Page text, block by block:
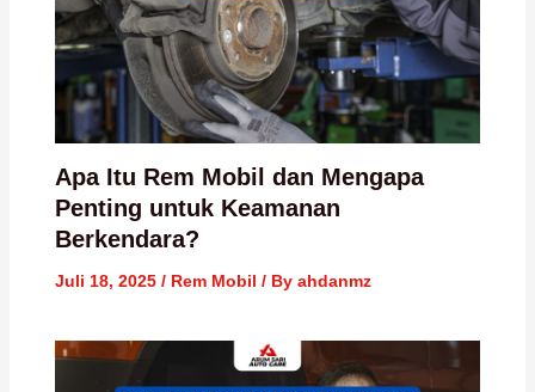
Apa Itu Rem Mobil dan Mengapa
Penting untuk Keamanan
Berkendara?
Juli 18, 2025 / Rem Mobil / By ahdanmz